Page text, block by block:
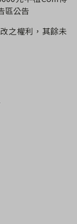
區公告
之權利，其餘未